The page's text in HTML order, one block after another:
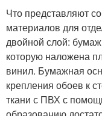
Что представляют
материалов для
двойной слой:
которую наложена
винил. Бумажная
крепления обоев к
ткани с ПВХ с